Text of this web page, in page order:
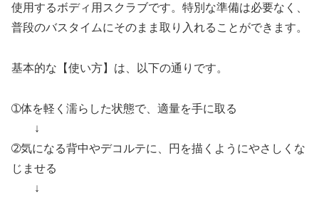
使用するボディ用スクラブです。特別な準備は必要なく、
普段のバスタイムにそのまま取り入れることができます。
基本的な【使い方】は、以下の通りです。
➀体を軽く濡らした状態で、適量を手に取る
↓
➁気になる背中やデコルテに、円を描くようにやさしくな
じませる
↓